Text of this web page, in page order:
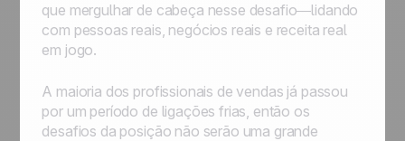
que mergulhar de cabeça nesse desafio—lidando
com pessoas reais, negócios reais e receita real
em jogo.
A maioria dos profissionais de vendas já passou
por um período de ligações frias, então os
desafios da posição não serão uma grande